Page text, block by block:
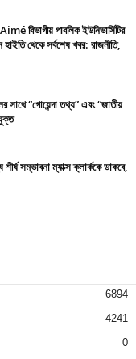
পাবলিক ইউনিভার্সিটির
থেকে সর্বশেষ খবর: রাজনীতি,
সাথে “গোয়েন্দা তথ্য” এবং “জাতীয়
সম্ভাবনা ম্যাক্স ক্লার্ককে ডাকবে,
6894
4241
0